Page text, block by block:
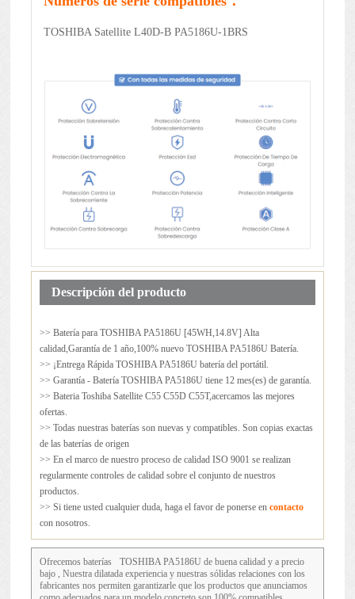
TOSHIBA Satellite L40D-B PA5186U-1BRS
Descripción del producto
>> Batería para TOSHIBA PA5186U[45WH,14.8V] Alta
calidad,Garantía de 1 año,100% nuevo TOSHIBA PA5186U Batería.
>> ¡Entrega Rápida TOSHIBA PA5186U batería del portátil.
>> Garantía - Batería TOSHIBA PA5186U tiene 12 mes(es) de garantía.
>> Bateria Toshiba Satellite C55 C55D C55T,acercamos las mejores
ofertas.
>> Todas nuestras baterías son nuevas y compatibles. Son copias exactas
de las baterías de origen
>> En el marco de nuestro proceso de calidad ISO 9001 se realizan
regularmente controles de calidad sobre el conjunto de nuestros
productos.
>> Si tiene usted cualquier duda, haga el favor de ponerse en contacto
con nosotros.
Ofrecemos baterías TOSHIBA PA5186U de buena calidad y a precio
bajo , Nuestra dilatada experiencia y nuestras sólidas relaciones con los
fabricantes nos permiten garantizarle que los productos que anunciamos